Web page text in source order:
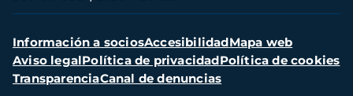
Menú
secundario
Información a sociosAccesibilidadMapa web
Aviso legalPolítica de privacidadPolítica de cookies
TransparenciaCanal de denuncias